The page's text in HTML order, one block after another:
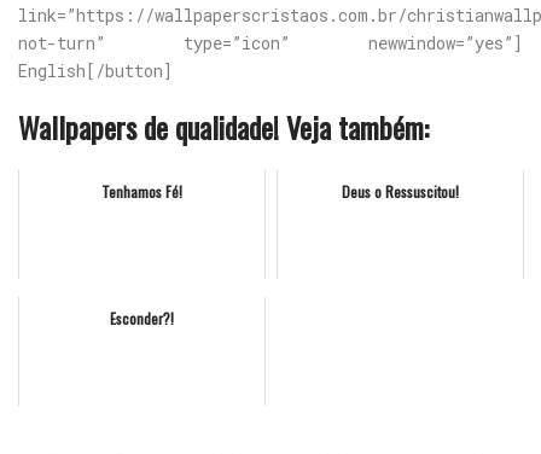
link=”https://wallpaperscristaos.com.br/
not-turn” type=”icon” newwindow=”yes”]
English[/button]
Wallpapers de qualidade! Veja também:
Tenhamos Fé! Deus o Ressuscitou!
Esconder?!